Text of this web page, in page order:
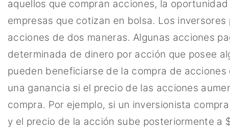
aquellos que compran acciones, la
empresas que cotizan en bolsa. Los
acciones de dos maneras. Algunas acciones
determinada de dinero por acción que posee
pueden beneficiarse de la compra de
una ganancia si el precio de las acciones
compra. Por ejemplo, si un inversionista
y el precio de la acción sube posteriormente a